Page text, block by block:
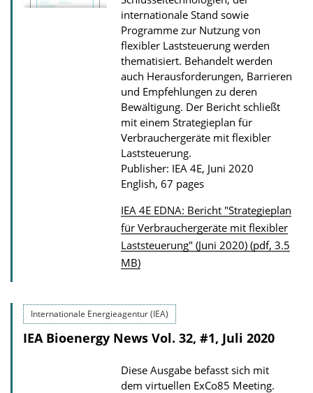
o
a
d
s
internationale Stand sowie
Programme zur Nutzung von
flexibler Laststeuerung werden
thematisiert. Behandelt werden
auch Herausforderungen, Barrieren
und Empfehlungen zu deren
Bewältigung. Der Bericht schließt
mit einem Strategieplan für
Verbrauchergeräte mit flexibler
Laststeuerung.
Publisher: IEA 4E, Juni 2020
English, 67 pages
P
u
b
i
c
a
t
i
IEA 4E EDNA: Bericht "Strategieplan
für Verbrauchergeräte mit flexibler
Laststeuerung" (Juni 2020) (pdf, 3.5
MB)
Internationale Energieagentur (IEA)
IEA Bioenergy News Vol. 32, #1, Juli 2020
Diese Ausgabe befasst sich mit
dem virtuellen ExCo85 Meeting.